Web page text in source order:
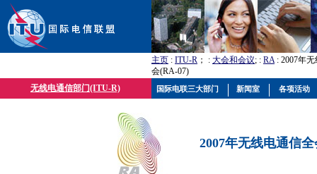
主页 : ITU-R ； : 大会和会议; : RA: 2007年
会(RA-07)
无线电通信部门(ITU-R)
2007年无线电通信
国际电联三大部门 新闻室 各项活动